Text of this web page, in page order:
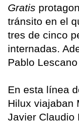
Gratis
tránsito en el
tres de cinco
internadas.
Pablo
En esta línea
Hilux viajaban
Javier Claudio